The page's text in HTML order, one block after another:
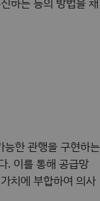
능한 관행을 구현하는
. 이를 통해 공급망
치에 부합하여 의사